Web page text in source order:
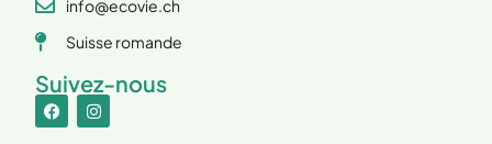
info@ecovie.ch
Suisse romande
Suivez-nous